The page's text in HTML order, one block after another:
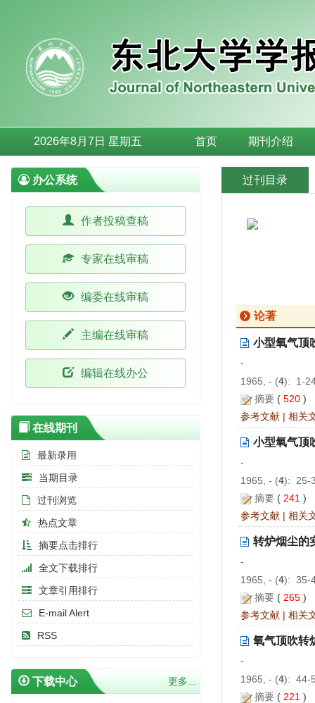
2026年8月7日 星期五 首页 期刊介绍
过刊目录
论著
小型氧气顶
-
1965, - (4): 1-
摘要 ( 520 )
参考文献 | 相关
小型氧气顶
-
1965, - (4): 25-
摘要 ( 241 )
参考文献 | 相关
转炉烟尘的
-
1965, - (4): 35-
摘要 ( 265 )
参考文献 | 相关
氧气顶吹转
-
1965, - (4): 44-
摘要 ( 221 )
办公系统
作者投稿查稿
专家在线审稿
编委在线审稿
主编在线审稿
编辑在线办公
在线期刊
最新录用
当期目录
过刊浏览
热点文章
摘要点击排行
全文下载排行
文章引用排行
E-mail Alert
RSS
下载中心 更多...